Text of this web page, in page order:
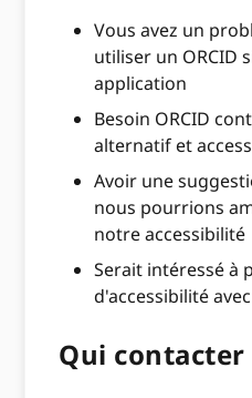
Vous avez un
utiliser un ORCID
application
Besoin ORCID
alternatif et
Avoir une
nous pourrions
notre accessibilité
Serait intéressé à
d'accessibilité
Qui contacter